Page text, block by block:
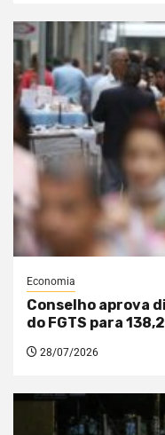
Economia
Conselho aprova
do FGTS para
28/07/2026